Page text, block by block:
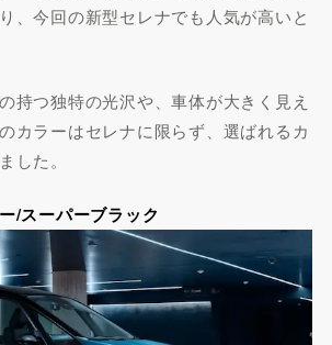
、今回の新型セレナでも人気が高いと
持つ独特の光沢や、車体が大きく見え
カラーはセレナに限らず、選ばれるカ
した。
/スーパーブラック